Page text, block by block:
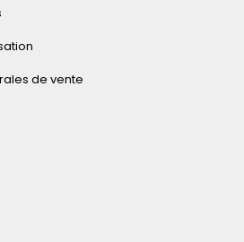
de vente